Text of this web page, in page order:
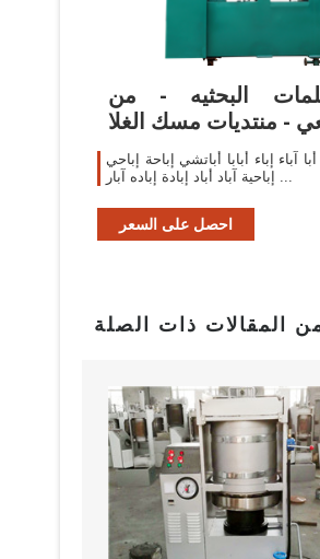
البحثيه - من
- منتديات مسك الغلا
آباء إباء أبابا أباتشي إباحة إباحي
إباحية آباد أباد إبادة إباده آبار ...
احصل على السعر
المقالات ذات الصلة